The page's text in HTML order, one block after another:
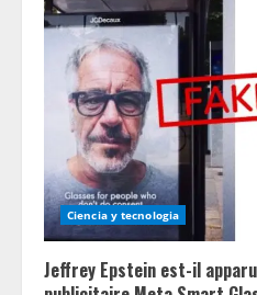
Ciencia y tecnologia
Jeffrey Epstein est-il